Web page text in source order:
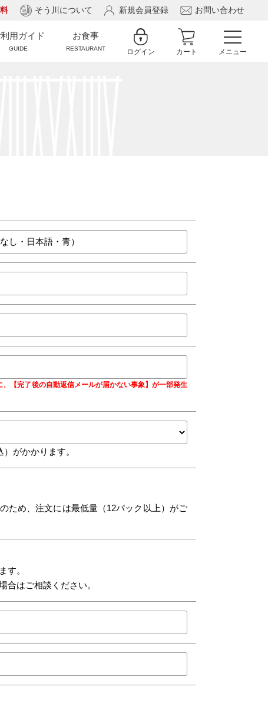
そう川について 新規会員登録 お問い合わせ
用ガイド
GUIDE
お食事
RESTAURANT ログイン カート メニュー
【完了後の自動返信メールが届かない事象】が一部発生
がかかります。
ため、注文には最低量（12パック以上）がご
す。
はご相談ください。